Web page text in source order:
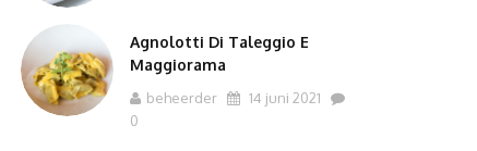
Agnolotti Di Taleggio E
Maggiorama
beheerder
14 juni 2021
0